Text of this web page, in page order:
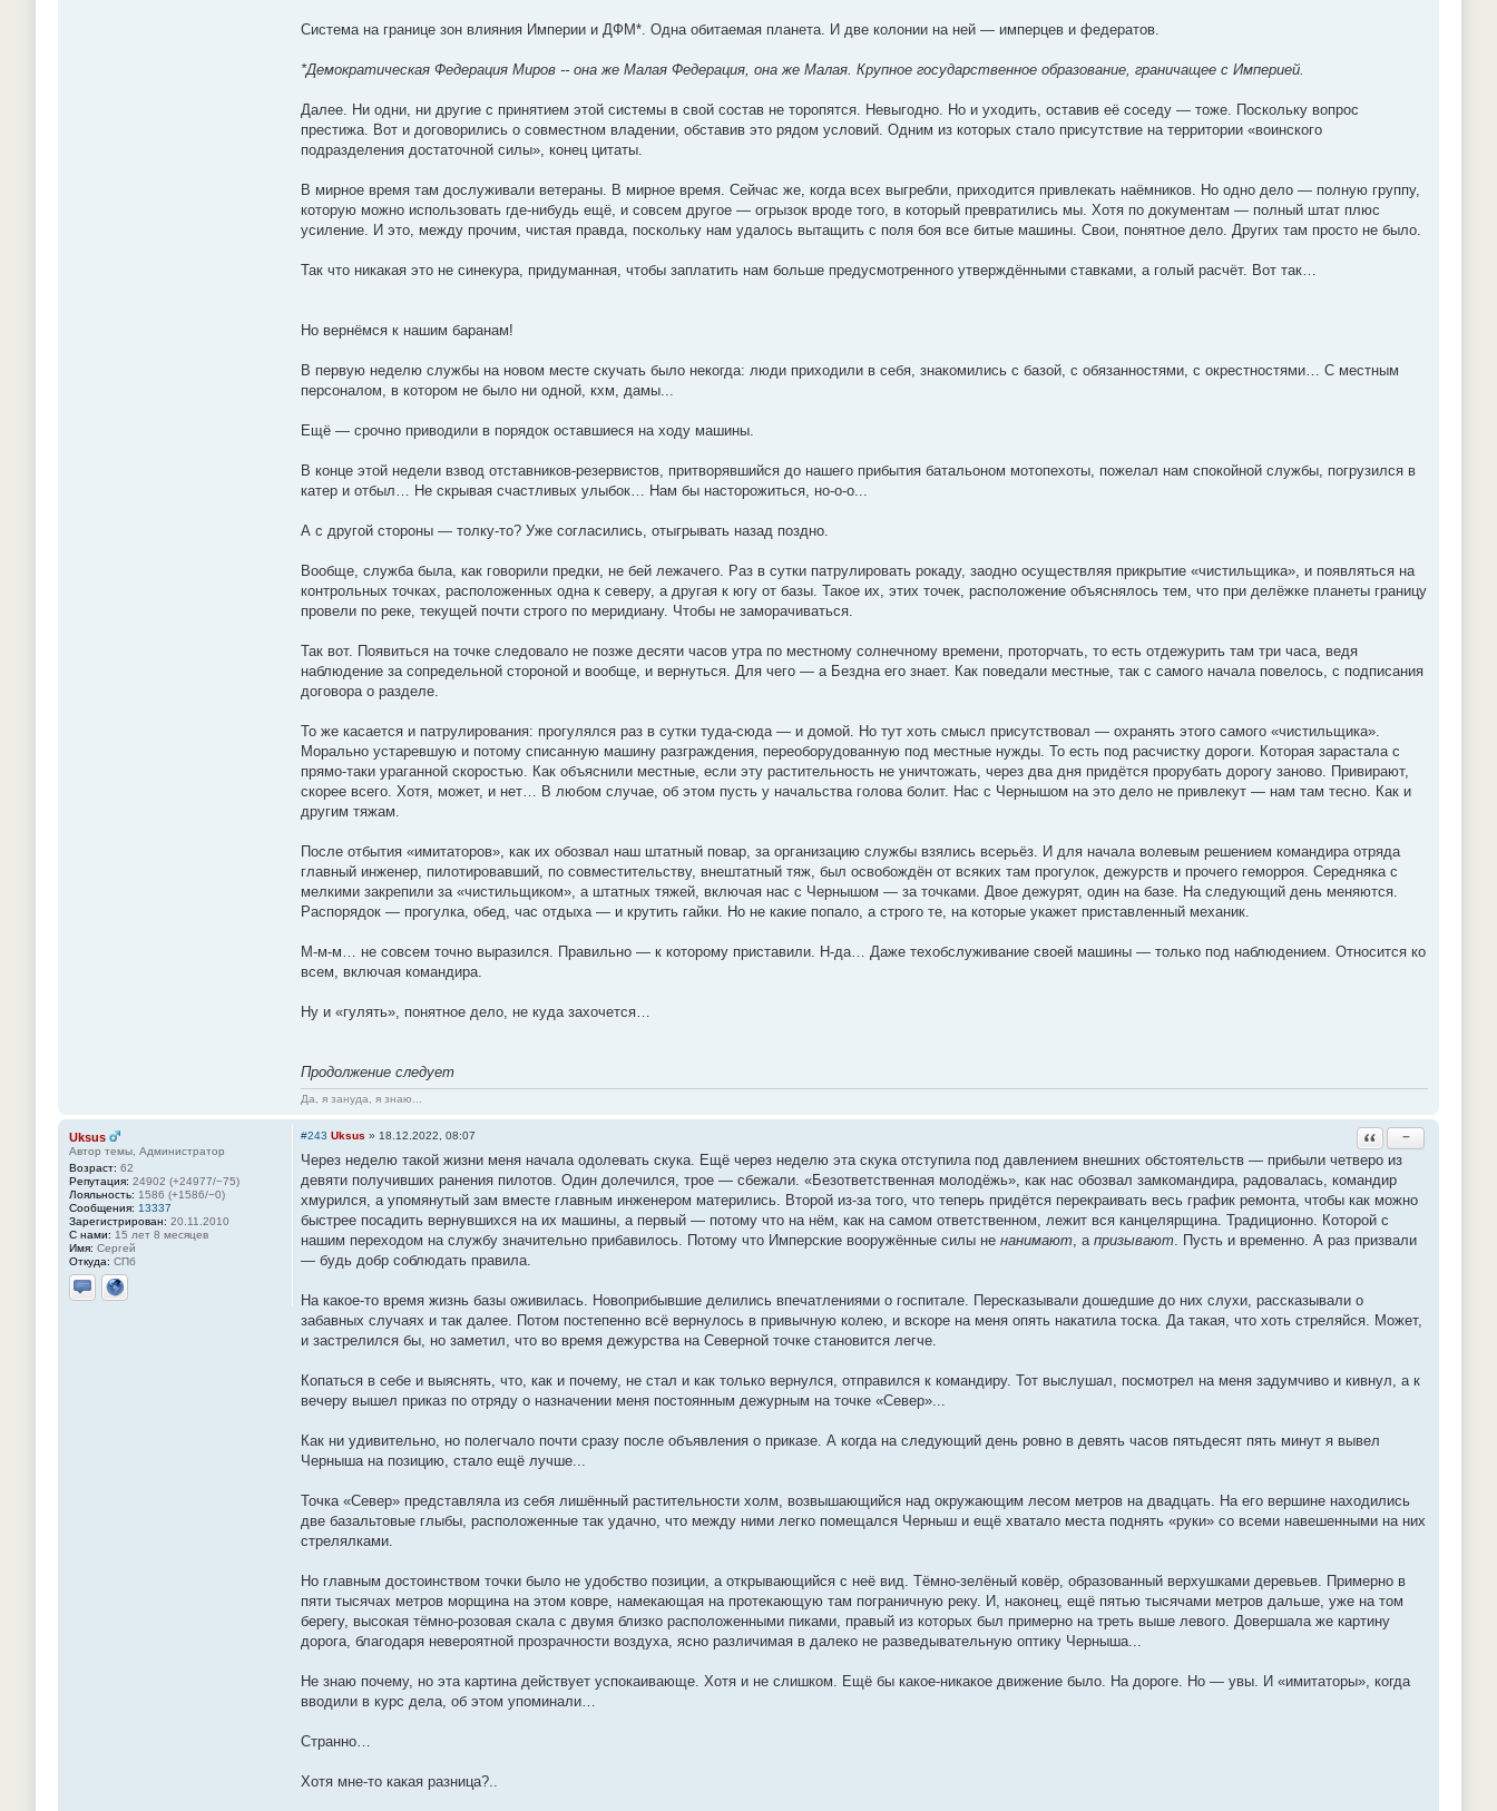
Система на границе зон влияния Империи и ДФМ*. Одна обитаемая планета. И две колонии на ней — имперцев и федератов.
*Демократическая Федерация Миров -- она же Малая Федерация, она же Малая. Крупное государственное образование, граничащее с Империей.
Далее. Ни одни, ни другие с принятием этой системы в свой состав не торопятся. Невыгодно. Но и уходить, оставив её соседу — тоже. Поскольку вопрос
престижа. Вот и договорились о совместном владении, обставив это рядом условий. Одним из которых стало присутствие на территории «воинского
подразделения достаточной силы», конец цитаты.
В мирное время там дослуживали ветераны. В мирное время. Сейчас же, когда всех выгребли, приходится привлекать наёмников. Но одно дело — полную группу,
которую можно использовать где-нибудь ещё, и совсем другое — огрызок вроде того, в который превратились мы. Хотя по документам — полный штат плюс
усиление. И это, между прочим, чистая правда, поскольку нам удалось вытащить с поля боя все битые машины. Свои, понятное дело. Других там просто не было.
Так что никакая это не синекура, придуманная, чтобы заплатить нам больше предусмотренного утверждёнными ставками, а голый расчёт. Вот так…
Но вернёмся к нашим баранам!
В первую неделю службы на новом месте скучать было некогда: люди приходили в себя, знакомились с базой, с обязанностями, с окрестностями… С местным
персоналом, в котором не было ни одной, кхм, дамы...
Ещё — срочно приводили в порядок оставшиеся на ходу машины.
В конце этой недели взвод отставников-резервистов, притворявшийся до нашего прибытия батальоном мотопехоты, пожелал нам спокойной службы, погрузился в
катер и отбыл… Не скрывая счастливых улыбок… Нам бы насторожиться, но-о-о...
А с другой стороны — толку-то? Уже согласились, отыгрывать назад поздно.
Вообще, служба была, как говорили предки, не бей лежачего. Раз в сутки патрулировать рокаду, заодно осуществляя прикрытие «чистильщика», и появляться на
контрольных точках, расположенных одна к северу, а другая к югу от базы. Такое их, этих точек, расположение объяснялось тем, что при делёжке планеты границу
провели по реке, текущей почти строго по меридиану. Чтобы не заморачиваться.
Так вот. Появиться на точке следовало не позже десяти часов утра по местному солнечному времени, проторчать, то есть отдежурить там три часа, ведя
наблюдение за сопредельной стороной и вообще, и вернуться. Для чего — а Бездна его знает. Как поведали местные, так с самого начала повелось, с подписания
договора о разделе.
То же касается и патрулирования: прогулялся раз в сутки туда-сюда — и домой. Но тут хоть смысл присутствовал — охранять этого самого «чистильщика».
Морально устаревшую и потому списанную машину разграждения, переоборудованную под местные нужды. То есть под расчистку дороги. Которая зарастала с
прямо-таки ураганной скоростью. Как объяснили местные, если эту растительность не уничтожать, через два дня придётся прорубать дорогу заново. Привирают,
скорее всего. Хотя, может, и нет… В любом случае, об этом пусть у начальства голова болит. Нас с Чернышом на это дело не привлекут — нам там тесно. Как и
другим тяжам.
После отбытия «имитаторов», как их обозвал наш штатный повар, за организацию службы взялись всерьёз. И для начала волевым решением командира отряда
главный инженер, пилотировавший, по совместительству, внештатный тяж, был освобождён от всяких там прогулок, дежурств и прочего геморроя. Середняка с
мелкими закрепили за «чистильщиком», а штатных тяжей, включая нас с Чернышом — за точками. Двое дежурят, один на базе. На следующий день меняются.
Распорядок — прогулка, обед, час отдыха — и крутить гайки. Но не какие попало, а строго те, на которые укажет приставленный механик.
М-м-м… не совсем точно выразился. Правильно — к которому приставили. Н-да… Даже техобслуживание своей машины — только под наблюдением. Относится ко
всем, включая командира.
Ну и «гулять», понятное дело, не куда захочется…
Продолжение следует
Да, я зануда, я знаю...
Uksus
Автор темы, Администратор
Возраст: 62
Репутация: 24902 (+24977/−75)
Лояльность: 1586 (+1586/−0)
Сообщения: 13337
Зарегистрирован: 20.11.2010
С нами: 15 лет 8 месяцев
Имя: Сергей
Откуда: СПб
Отправить личное сообщение
Сайт
Ответить с цитатой
−
#243 Uksus » 18.12.2022, 08:07
Через неделю такой жизни меня начала одолевать скука. Ещё через неделю эта скука отступила под давлением внешних обстоятельств — прибыли четверо из
девяти получивших ранения пилотов. Один долечился, трое — сбежали. «Безответственная молодёжь», как нас обозвал замкомандира, радовалась, командир
хмурился, а упомянутый зам вместе главным инженером матерились. Второй из-за того, что теперь придётся перекраивать весь график ремонта, чтобы как можно
быстрее посадить вернувшихся на их машины, а первый — потому что на нём, как на самом ответственном, лежит вся канцелярщина. Традиционно. Которой с
нашим переходом на службу значительно прибавилось. Потому что Имперские вооружённые силы не нанимают, а призывают. Пусть и временно. А раз призвали
— будь добр соблюдать правила.
На какое-то время жизнь базы оживилась. Новоприбывшие делились впечатлениями о госпитале. Пересказывали дошедшие до них слухи, рассказывали о
забавных случаях и так далее. Потом постепенно всё вернулось в привычную колею, и вскоре на меня опять накатила тоска. Да такая, что хоть стреляйся. Может,
и застрелился бы, но заметил, что во время дежурства на Северной точке становится легче.
Копаться в себе и выяснять, что, как и почему, не стал и как только вернулся, отправился к командиру. Тот выслушал, посмотрел на меня задумчиво и кивнул, а к
вечеру вышел приказ по отряду о назначении меня постоянным дежурным на точке «Север»...
Как ни удивительно, но полегчало почти сразу после объявления о приказе. А когда на следующий день ровно в девять часов пятьдесят пять минут я вывел
Черныша на позицию, стало ещё лучше...
Точка «Север» представляла из себя лишённый растительности холм, возвышающийся над окружающим лесом метров на двадцать. На его вершине находились
две базальтовые глыбы, расположенные так удачно, что между ними легко помещался Черныш и ещё хватало места поднять «руки» со всеми навешенными на них
стрелялками.
Но главным достоинством точки было не удобство позиции, а открывающийся с неё вид. Тёмно-зелёный ковёр, образованный верхушками деревьев. Примерно в
пяти тысячах метров морщина на этом ковре, намекающая на протекающую там пограничную реку. И, наконец, ещё пятью тысячами метров дальше, уже на том
берегу, высокая тёмно-розовая скала с двумя близко расположенными пиками, правый из которых был примерно на треть выше левого. Довершала же картину
дорога, благодаря невероятной прозрачности воздуха, ясно различимая в далеко не разведывательную оптику Черныша...
Не знаю почему, но эта картина действует успокаивающе. Хотя и не слишком. Ещё бы какое-никакое движение было. На дороге. Но — увы. И «имитаторы», когда
вводили в курс дела, об этом упоминали…
Странно…
Хотя мне-то какая разница?..